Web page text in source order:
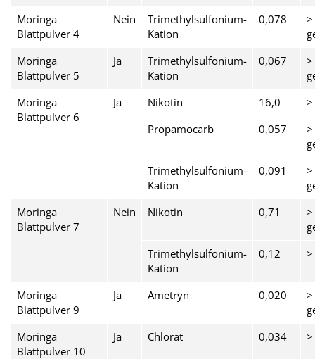
Moringa
Blattpulver 4
Nein
Trimethylsulfonium-
Kation
0,078
Moringa
Blattpulver 5
Ja
Trimethylsulfonium-
Kation
0,067
Moringa
Blattpulver 6
Ja Nikotin 16,0
Propamocarb
0,057
Trimethylsulfonium-
Kation
0,091
Moringa
Blattpulver 7
Nein Nikotin 0,71
Trimethylsulfonium-
Kation
0,12
Moringa
Blattpulver 9
Ja Ametryn 0,020
Moringa
Blattpulver 10
Ja Chlorat 0,034